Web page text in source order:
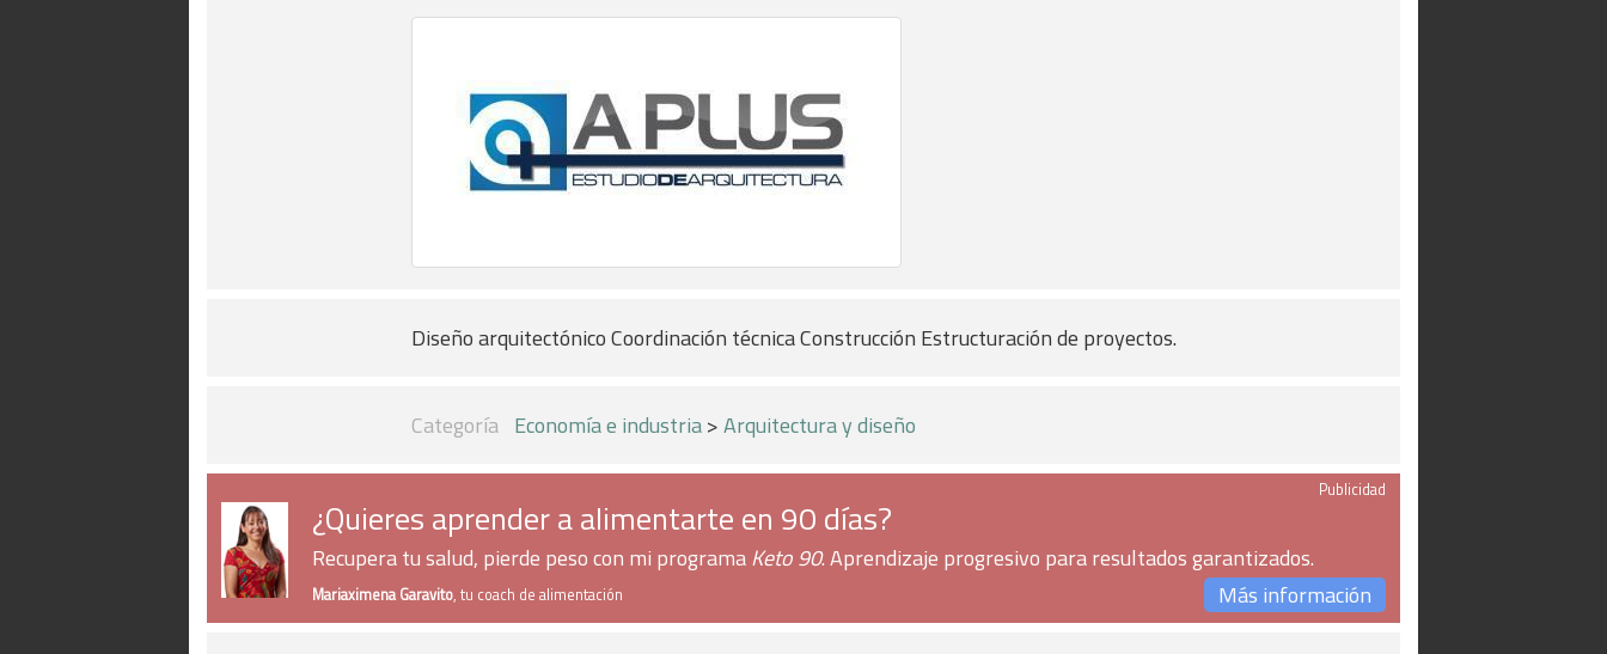
Diseño arquitectónico Coordinación técnica Construcción Estructuración de proyectos.
Categoría Economía e industria>Arquitectura y diseño
Publicidad
¿Quieres aprender a alimentarte en 90 días?
Recupera tu salud, pierde peso con mi programaKeto 90. Aprendizaje progresivo para resultados garantizados.
Mariaximena Garavito, tu coach de alimentación Más información